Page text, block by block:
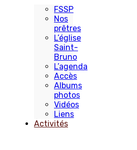
FSSP
Nos
prêtres
L’église
Saint-
Bruno
L’agenda
Accès
Albums
photos
Vidéos
Liens
Activités